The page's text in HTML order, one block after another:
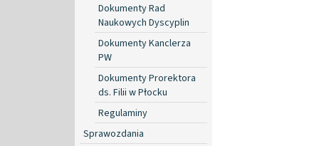
Dokumenty Rad
Naukowych Dyscyplin
Dokumenty Kanclerza
PW
Dokumenty Prorektora
ds. Filii w Płocku
Regulaminy
Sprawozdania